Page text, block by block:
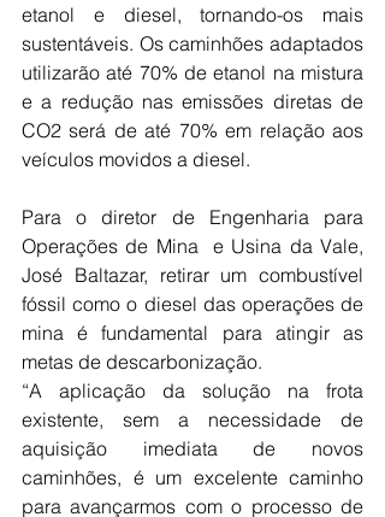
etanol e diesel, tornando-os mais
sustentáveis. Os caminhões adaptados
utilizarão até 70% de etanol na mistura
e a redução nas emissões diretas de
CO2 será de até 70% em relação aos
veículos movidos a diesel.
Para o diretor de Engenharia para
Operações de Mina  e Usina da Vale,
José Baltazar, retirar um combustível
fóssil como o diesel das operações de
mina é fundamental para atingir as
metas de descarbonização.
“A aplicação da solução na frota
existente, sem a necessidade de
aquisição imediata de novos
caminhões, é um excelente caminho
para avançarmos com o processo de